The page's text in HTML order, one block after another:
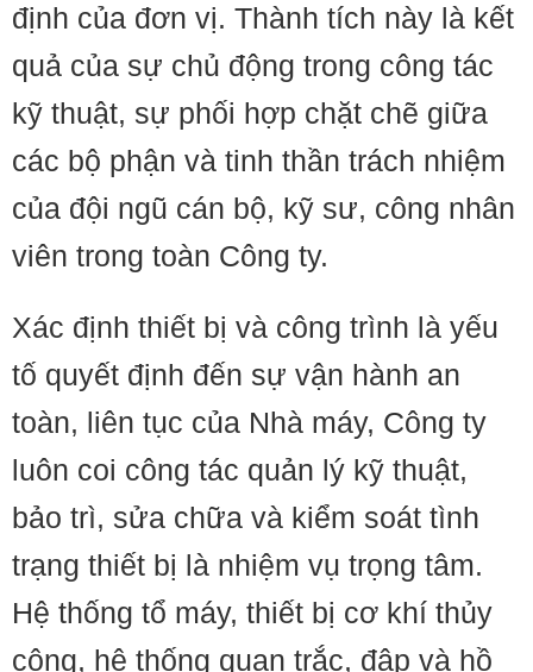
định của đơn vị. Thành tích này là kết
quả của sự chủ động trong công tác
kỹ thuật, sự phối hợp chặt chẽ giữa
các bộ phận và tinh thần trách nhiệm
của đội ngũ cán bộ, kỹ sư, công nhân
viên trong toàn Công ty.
Xác định thiết bị và công trình là yếu
tố quyết định đến sự vận hành an
toàn, liên tục của Nhà máy, Công ty
luôn coi công tác quản lý kỹ thuật,
bảo trì, sửa chữa và kiểm soát tình
trạng thiết bị là nhiệm vụ trọng tâm.
Hệ thống tổ máy, thiết bị cơ khí thủy
công, hệ thống quan trắc, đập và hồ